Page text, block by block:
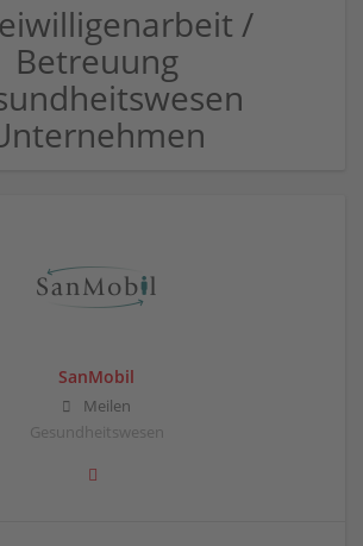
/
Betreuung
SanMobil
Meilen
Gesundheitswesen